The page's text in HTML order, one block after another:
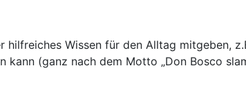
Wissen für den Alltag mitgeben,
(ganz nach dem Motto „Don Bosco